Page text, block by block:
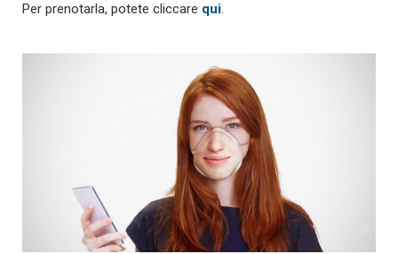
Per prenotarla, potete cliccare qui.